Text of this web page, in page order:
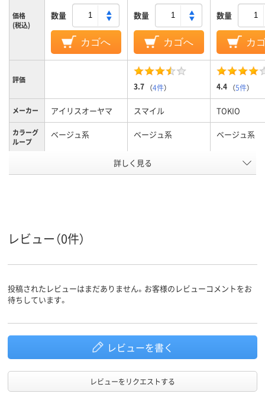
価格
(税込)
数量
カゴへ
数量
カゴへ
数量
カ
評価
3.7 （4件） 4.4 （5件）
メーカー アイリスオーヤマ スマイル TOKIO
カラーグ
ループ
ベージュ系 ベージュ系 ベージュ系
詳しく見る
レビュー（0件）
投稿されたレビューはまだありません。お客様のレビューコメントをお
待ちしています。
レビューを書く
レビューをリクエストする